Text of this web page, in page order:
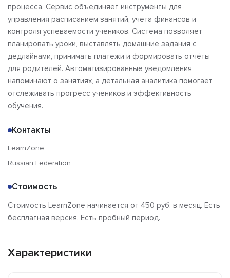
процесса. Сервис объединяет инструменты для
управления расписанием занятий, учёта финансов и
контроля успеваемости учеников. Система позволяет
планировать уроки, выставлять домашние задания с
дедлайнами, принимать платежи и формировать отчёты
для родителей. Автоматизированные уведомления
напоминают о занятиях, а детальная аналитика помогает
отслеживать прогресс учеников и эффективность
обучения.
Контакты
LearnZone
Russian Federation
Стоимость
Стоимость LearnZone начинается от 450 руб. в месяц. Есть
бесплатная версия. Есть пробный период.
Характеристики